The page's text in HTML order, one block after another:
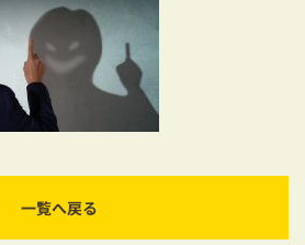
えをお考えの方
も安心の家づくり
ベーションをお考えの方
地からお探しの方へ
画についてのご相談
一覧へ戻る